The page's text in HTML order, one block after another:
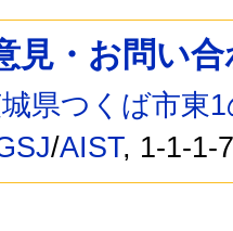
見・お問い
県つくば市東
/AIST, 1-1-1-